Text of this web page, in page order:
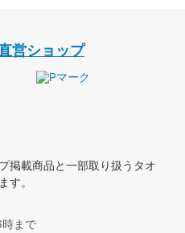
営ショップ
掲載商品と一部取り扱うタオ
す。
まで